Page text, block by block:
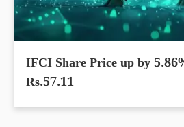
IFCI Share Price up by
Rs.57.11